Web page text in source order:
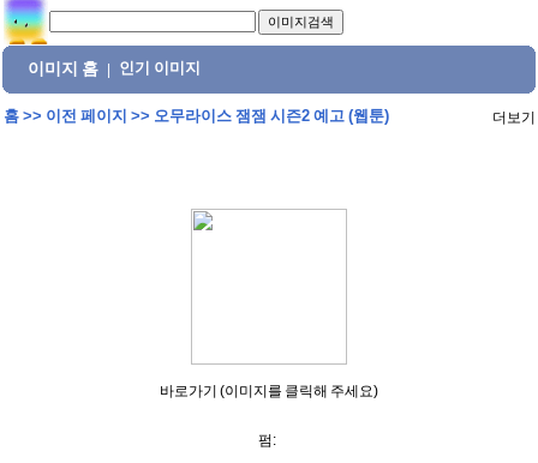
이미지 홈 인기 이미지
홈>> 이전 페이지 >> 오무라이스 잼잼 시즌2 예고 (웹툰) 더보기
바로가기 (이미지를 클릭해 주세요)
펌: